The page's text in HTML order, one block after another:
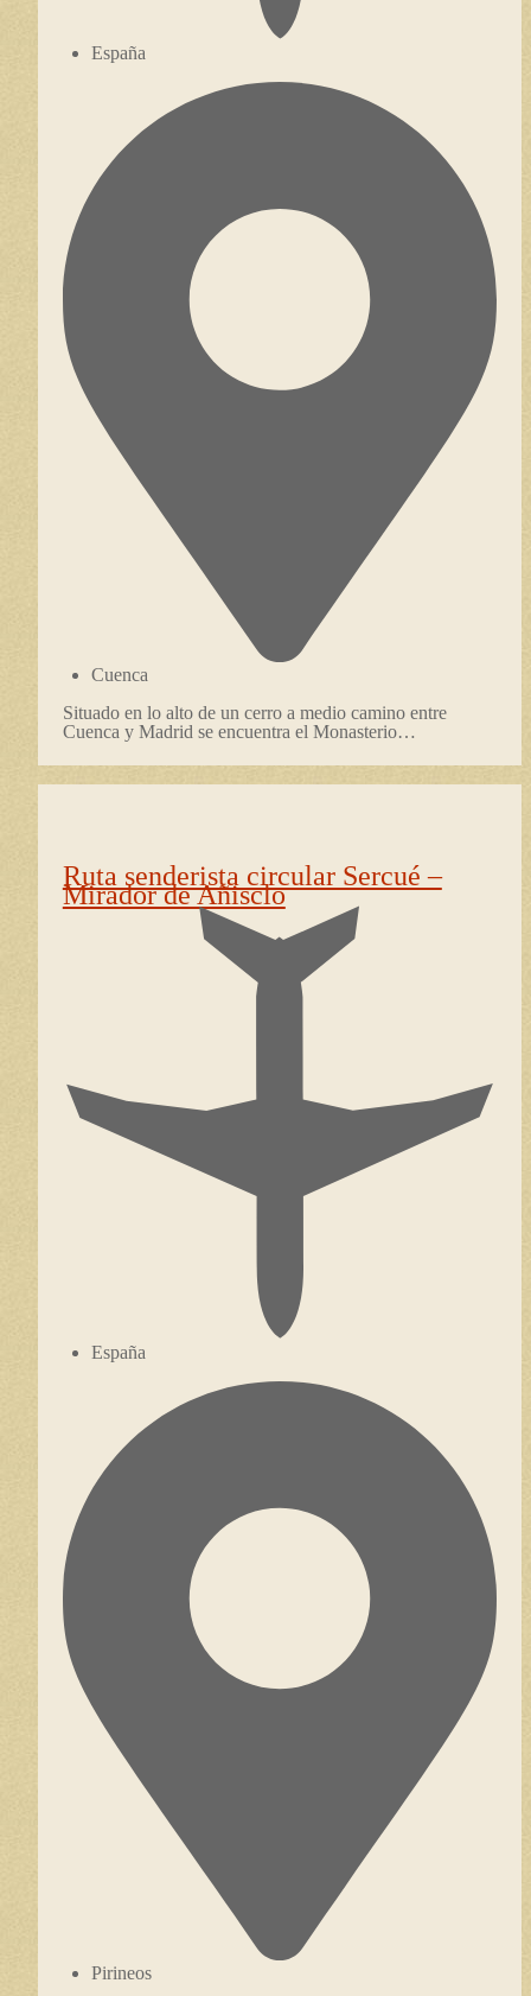
España
Cuenca
Situado en lo alto de un cerro a medio camino entre
Cuenca y Madrid se encuentra el Monasterio…
Ruta senderista circular Sercué –
Mirador de Añisclo
España
Pirineos